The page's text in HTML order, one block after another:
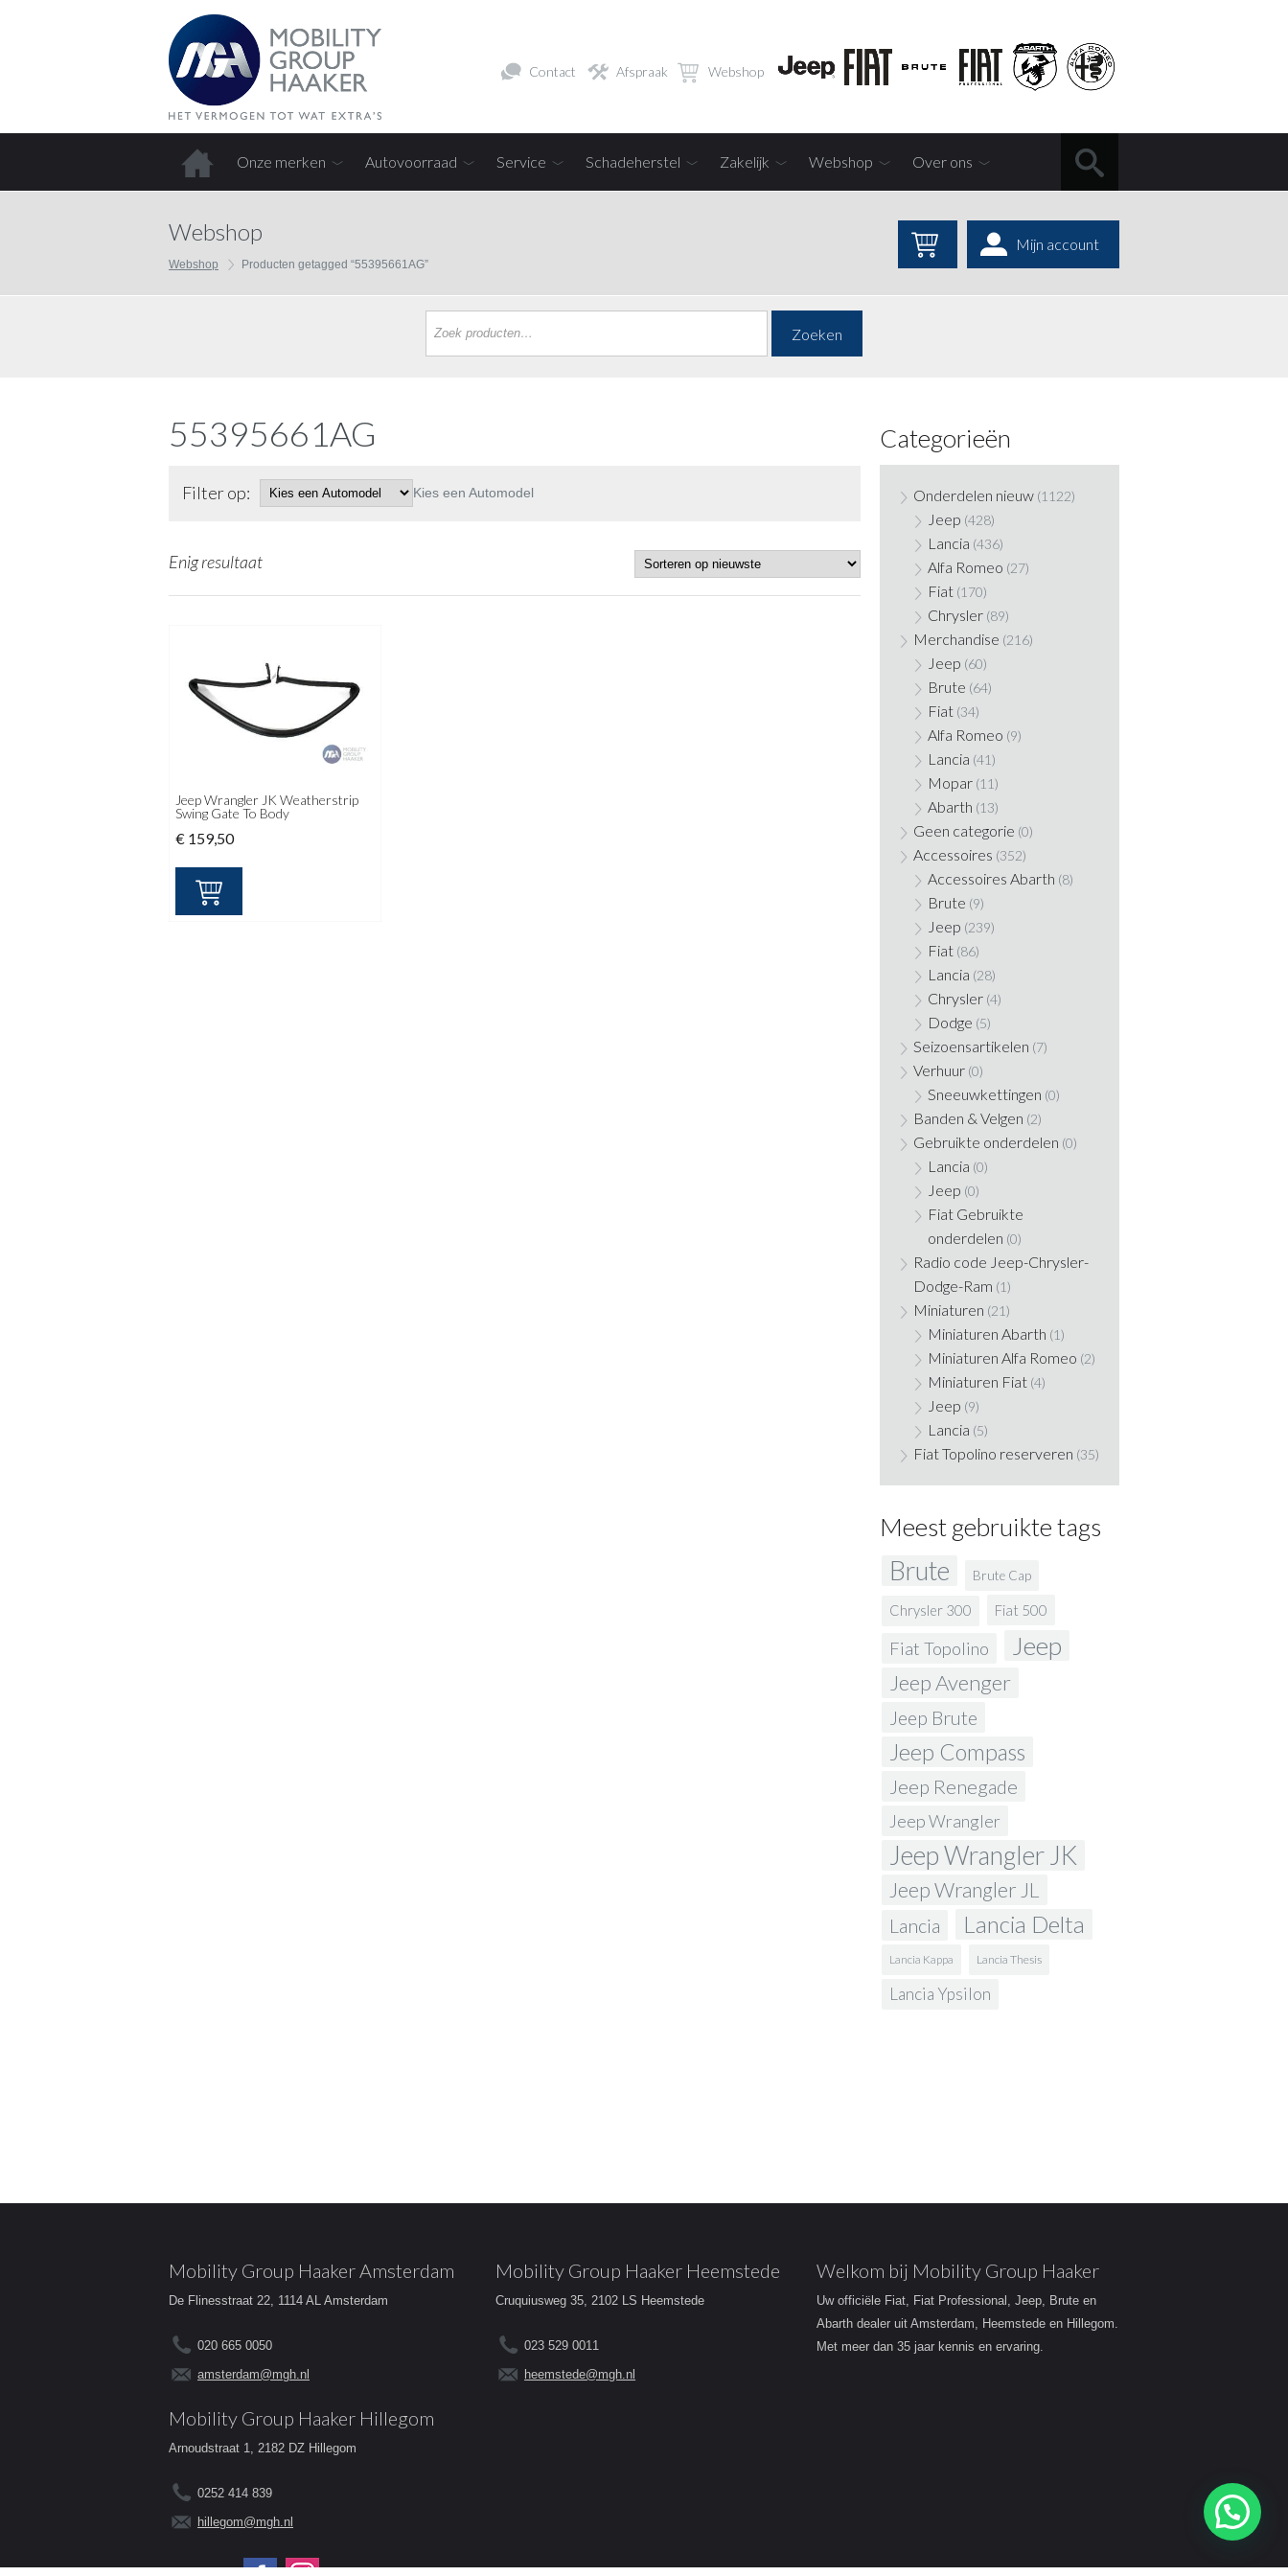
Contact Afspraak Webshop
Onze merken Autovoorraad Service Schadeherstel Zakelijk Webshop Over ons
Webshop
Webshop Producten getagged “55395661AG”
Mijn account
Zoeken
55395661AG
Filter op: Kies een Automodel
Enig resultaat
Jeep Wrangler JK Weatherstrip
Swing Gate To Body
€ 159,50
Categorieën
Onderdelen nieuw (1122)
Jeep (428)
Lancia (436)
Alfa Romeo (27)
Fiat (170)
Chrysler (89)
Merchandise (216)
Jeep (60)
Brute (64)
Fiat (34)
Alfa Romeo (9)
Lancia (41)
Mopar (11)
Abarth (13)
Geen categorie (0)
Accessoires (352)
Accessoires Abarth (8)
Brute (9)
Jeep (239)
Fiat (86)
Lancia (28)
Chrysler (4)
Dodge (5)
Seizoensartikelen (7)
Verhuur (0)
Sneeuwkettingen (0)
Banden & Velgen (2)
Gebruikte onderdelen (0)
Lancia (0)
Jeep (0)
Fiat Gebruikte
onderdelen (0)
Radio code Jeep-Chrysler-
Dodge-Ram (1)
Miniaturen (21)
Miniaturen Abarth (1)
Miniaturen Alfa Romeo (2)
Miniaturen Fiat (4)
Jeep (9)
Lancia (5)
Fiat Topolino reserveren (35)
Meest gebruikte tags
Brute Brute Cap
Chrysler 300 Fiat 500
Fiat Topolino Jeep
Jeep Avenger
Jeep Brute
Jeep Compass
Jeep Renegade
Jeep Wrangler
Jeep Wrangler JK
Jeep Wrangler JL
Lancia Lancia Delta
Lancia Kappa Lancia Thesis
Lancia Ypsilon
Mobility Group Haaker Amsterdam
De Flinesstraat 22, 1114 AL Amsterdam
020 665 0050
amsterdam@mgh.nl
Mobility Group Haaker Heemstede
Cruquiusweg 35, 2102 LS Heemstede
023 529 0011
heemstede@mgh.nl
Mobility Group Haaker Hillegom
Arnoudstraat 1, 2182 DZ Hillegom
0252 414 839
hillegom@mgh.nl
Volg ons op:
Welkom bij Mobility Group Haaker
Uw officiële Fiat, Fiat Professional, Jeep, Brute en
Abarth dealer uit Amsterdam, Heemstede en Hillegom.
Met meer dan 35 jaar kennis en ervaring.